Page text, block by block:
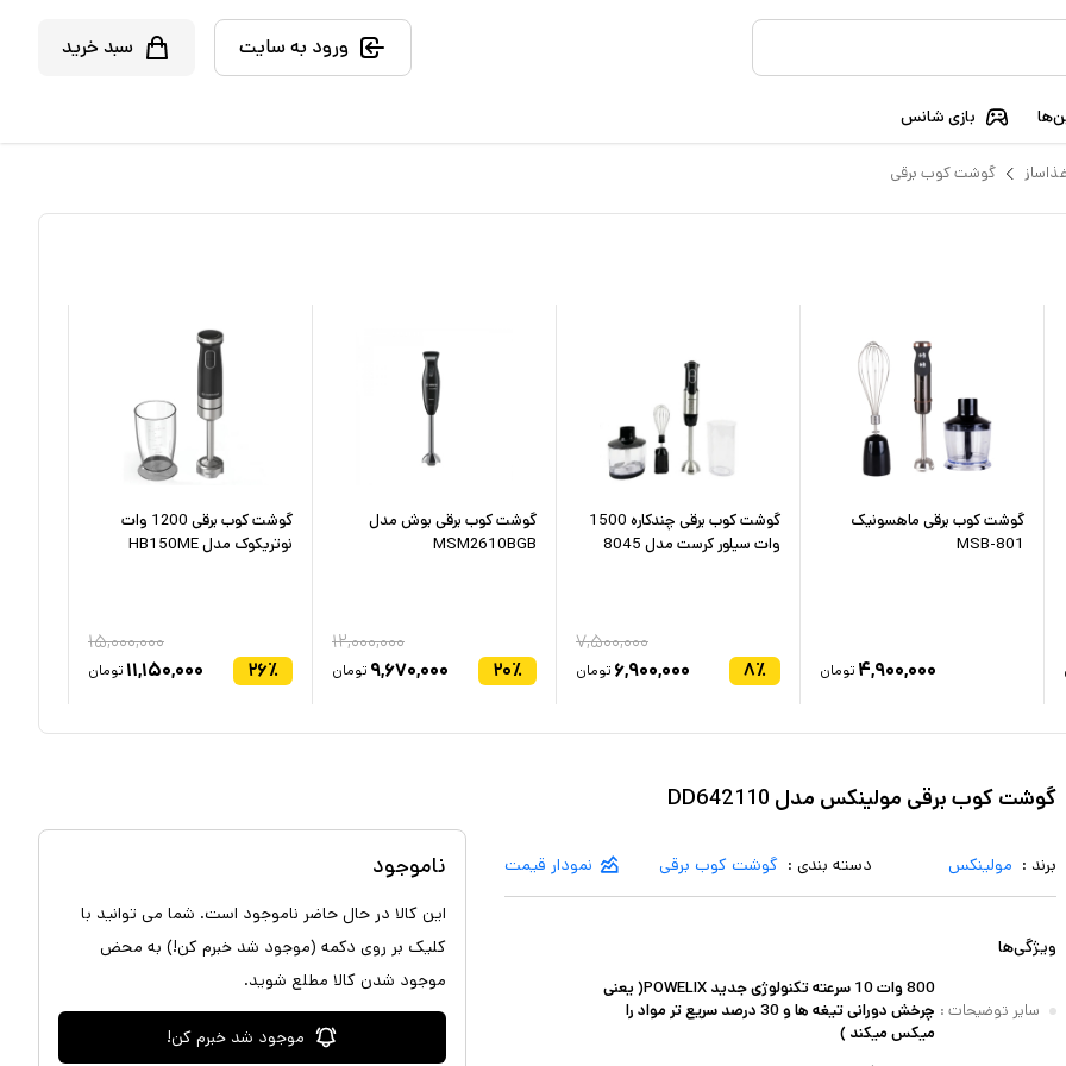
ورود به سایت سبد خرید
بازی شانس
گوشت کوب برقی
گوشت کوب برقی ماهسونیک
MSB-801
۴,۹۰۰,۰۰۰ تومان
گوشت کوب برقی چندکاره 1500
وات سیلور کرست مدل 8045
۸٪
۷,۵۰۰,۰۰۰
۶,۹۰۰,۰۰۰ تومان
گوشت کوب برقی بوش مدل
MSM2610BGB
۲۰٪
۱۲,۰۰۰,۰۰۰
۹,۶۷۰,۰۰۰ تومان
گوشت کوب برقی 1200 وات
نوتریکوک مدل HB150ME
۲۶٪
۱۵,۰۰۰,۰۰۰
۱۱,۱۵۰,۰۰۰ تومان
گوشت کوب برقی مولینکس مدل DD642110
برند : مولینکس دسته بندی : گوشت کوب برقی نمودار قیمت
ویژگی‌ها
سایر توضیحات :
800 وات 10 سرعته تکنولوژی جدید POWELIX( یعنی
چرخش دورانی تیغه ها و 30 درصد سریع تر مواد را
میکس میکند )
ناموجود
این کالا در حال حاضر ناموجود است. شما می توانید با
کلیک بر روی دکمه (موجود شد خبرم کن!) به محض
موجود شدن کالا مطلع شوید.
موجود شد خبرم کن!